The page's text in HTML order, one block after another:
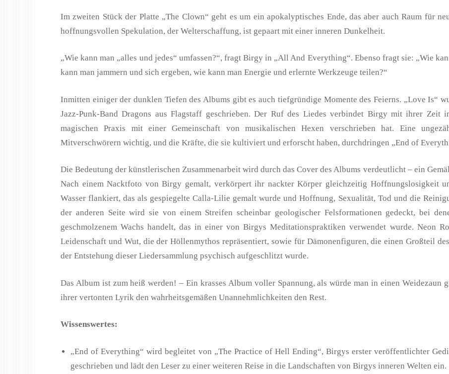
Im zweiten Stück der Platte „The Clown“ geht es um ein apokalyptisches Ende, das aber auch Raum für
hoffnungsvollen Spekulation, der Welterschaffung, ist gepaart mit einer inneren Dunkelheit.
„Wie kann man „alles und jedes“ umfassen?“, fragt Birgy in „All And Everything“. Ebenso fragt sie: „Wie
kann man jammern und sich ergeben, wie kann man Energie und erlernte Werkzeuge teilen?“
Inmitten einiger der dunklen Tiefen des Albums gibt es auch tiefgründige Momente des Feierns. „Love Is“
Jazz-Punk-Band Dragons aus Flagstaff geschrieben. Der Ruf des Liedes verbindet Birgy mit ihrer Zeit
magischen Praxis mit einer Gemeinschaft von musikalischen Hexen verschrieben hat. Eine
Mitverschwörern wichtig, und die Kräfte, die sie kultiviert und erforscht haben, durchdringen „End of
Die Bedeutung der künstlerischen Zusammenarbeit wird durch das Cover des Albums verdeutlicht – ein
Nach einem Nacktfoto von Birgy gemalt, verkörpert ihr nackter Körper gleichzeitig Hoffnungslosigkeit
Wasser flankiert, das als gespiegelte Calla-Lilie gemalt wurde und Hoffnung, Sexualität, Tod und die
der anderen Seite wird sie von einem Streifen scheinbar geologischer Felsformationen gedeckt, bei
geschmolzenem Wachs handelt, das in einer von Birgys Meditationspraktiken verwendet wurde. Neon
Leidenschaft und Wut, die der Höllenmythos repräsentiert, sowie für Dämonenfiguren, die einen Großteil
der Entstehung dieser Liedersammlung psychisch aufgeschlitzt wurde.
Das Album ist zum heiß werden! – Ein krasses Album voller Spannung, als würde man in einen Weidezaun
ihrer vertonten Lyrik den wahrheitsgemäßen Unannehmlichkeiten den Rest.
Wissenswertes:
„End of Everything“ wird begleitet von „The Practice of Hell Ending“, Birgys erster veröffentlichter
geschrieben und lädt den Leser zu einer weiteren Reise in die Landschaften von Birgys inneren Welten ein.